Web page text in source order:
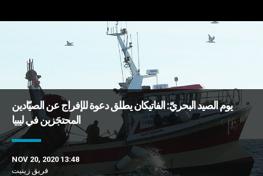
يوم الصيد البحريّ: الفاتيكان يطلق دعوة للإفراج عن الصيّادين
المحتجَزين في ليبيا
NOV 20, 2020 13:48
فريق زينيت